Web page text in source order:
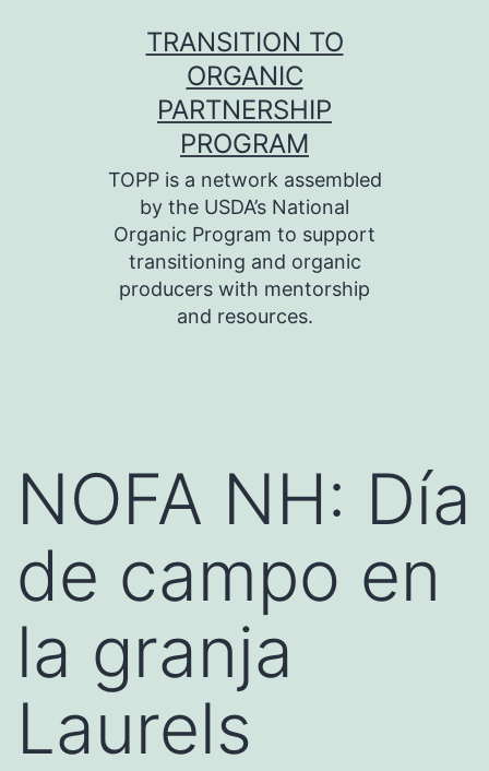
TRANSITION TO
ORGANIC
PARTNERSHIP
PROGRAM
TOPP is a network assembled
by the USDA’s National
Organic Program to support
transitioning and organic
producers with mentorship
and resources.
NOFA NH: Día
de campo en
la granja
Laurels